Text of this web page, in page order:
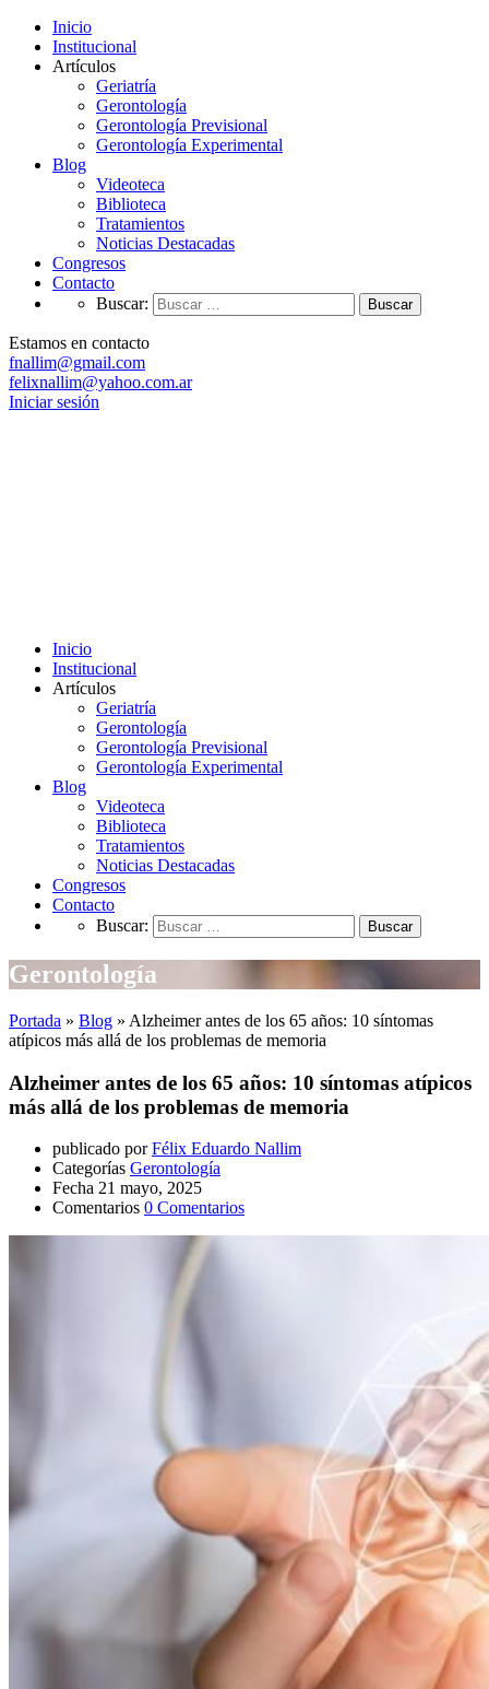
Inicio
Institucional
Artículos
Geriatría
Gerontología
Gerontología Previsional
Gerontología Experimental
Blog
Videoteca
Biblioteca
Tratamientos
Noticias Destacadas
Congresos
Contacto
Buscar:
Estamos en contacto
fnallim@gmail.com
felixnallim@yahoo.com.ar
Iniciar sesión
Inicio
Institucional
Artículos
Geriatría
Gerontología
Gerontología Previsional
Gerontología Experimental
Blog
Videoteca
Biblioteca
Tratamientos
Noticias Destacadas
Congresos
Contacto
Buscar:
Gerontología
Portada » Blog » Alzheimer antes de los 65 años: 10 síntomas
atípicos más allá de los problemas de memoria
Alzheimer antes de los 65 años: 10 síntomas atípicos
más allá de los problemas de memoria
publicado por Félix Eduardo Nallim
Categorías Gerontología
Fecha 21 mayo, 2025
Comentarios 0 Comentarios